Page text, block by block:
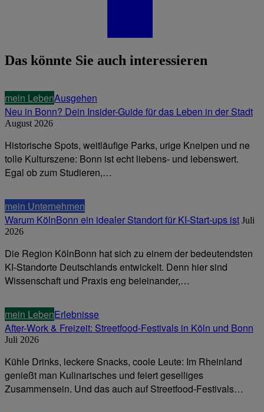
Das könnte Sie auch interessieren
mein LebenAusgehen
Neu in Bonn? Dein Insider-Guide für das Leben in der Stadt
August 2026
Historische Spots, weitläufige Parks, urige Kneipen und ne
tolle Kulturszene: Bonn ist echt liebens- und lebenswert.
Egal ob zum Studieren,…
mein Unternehmen
Warum KölnBonn ein idealer Standort für KI-Start-ups ist Juli
2026
Die Region KölnBonn hat sich zu einem der bedeutendsten
KI-Standorte Deutschlands entwickelt. Denn hier sind
Wissenschaft und Praxis eng beieinander,…
mein LebenErlebnisse
After-Work & Freizeit: Streetfood-Festivals in Köln und Bonn
Juli 2026
Kühle Drinks, leckere Snacks, coole Leute: Im Rheinland
genießt man Kulinarisches und feiert geselliges
Zusammensein. Und das auch auf Streetfood-Festivals…